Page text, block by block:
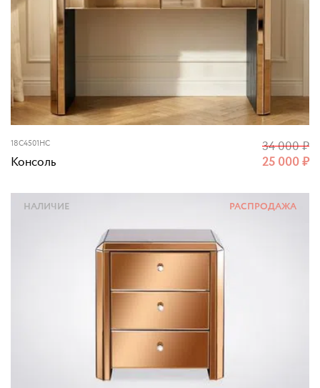
18C4501HC
Консоль 25 000₽
34 000₽
РАСПРОДАЖА
НАЛИЧИЕ